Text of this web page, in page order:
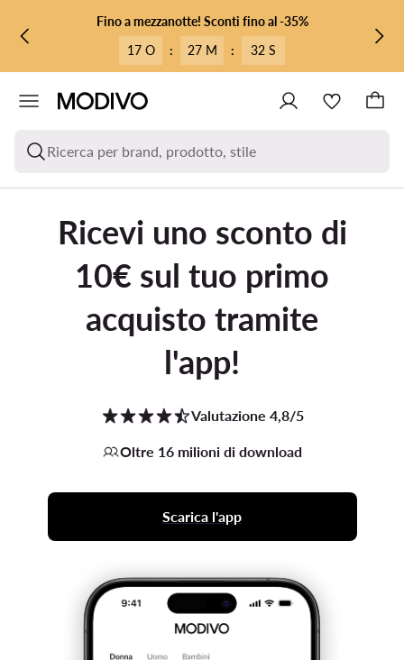
VAI AL CONTENUTO PRINCIPALE
VAI ALLA RICERCAFino a mezzanotte! Sconti fino al -35%
17 O
: 27 M : 32 S
Ricerca per brand, prodotto, stile
Ricevi uno sconto di
10€ sul tuo primo
acquisto tramite
l'app!
Valutazione 4,8/5
Oltre 16 milioni di download
Scarica l'app